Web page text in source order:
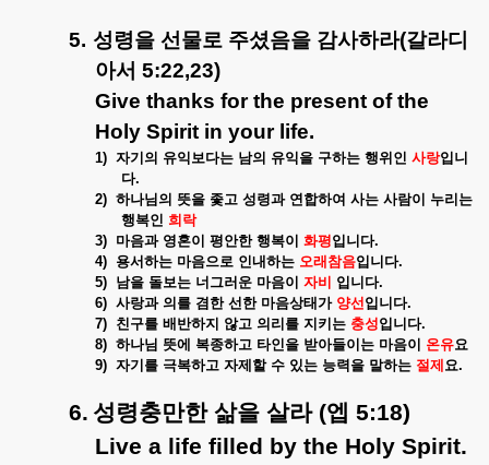
5. 성령을 선물로 주셨음을 감사하라(갈라디
아서 5:22,23)
Give thanks for the present of the
Holy Spirit in your life.
1) 자기의 유익보다는 남의 유익을 구하는 행위인사랑입니
다.
2) 하나님의 뜻을 좇고 성령과 연합하여 사는 사람이 누리는
행복인 희락
3) 마음과 영혼이 평안한 행복이화평입니다.
4) 용서하는 마음으로 인내하는 오래참음입니다.
5) 남을 돌보는 너그러운 마음이자비 입니다.
6) 사랑과 의를 겸한 선한 마음상태가 양선입니다.
7) 친구를 배반하지 않고 의리를 지키는 충성입니다.
8) 하나님 뜻에 복종하고 타인을 받아들이는 마음이 온유요
9) 자기를 극복하고 자제할 수 있는 능력을 말하는 절제 요.
6. 성령충만한 삶을 살라 (엡 5:18)
Live a life filled by the Holy Spirit.